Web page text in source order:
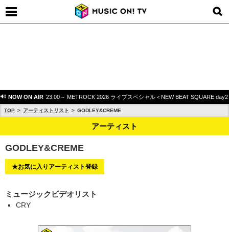
NOW ON AIR 23:00～ METROCK 2026 ライブスペシャル＜NEW BEAT SQUARE day2
TOP アーティストリスト GODLEY&CREME
アーティスト
GODLEY&CREME
★お気に入りアーティスト登録
ミュージックビデオリスト
CRY